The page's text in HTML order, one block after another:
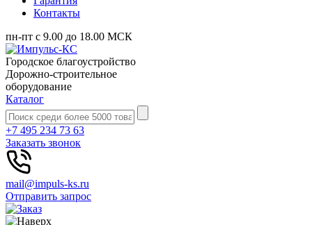
Контакты
пн-пт с 9.00 до 18.00 МСК
Городское благоустройство
Дорожно-строительное
оборудование
Каталог
+7 495 234 73 63
Заказать звонок
mail@impuls-ks.ru
Отправить запрос